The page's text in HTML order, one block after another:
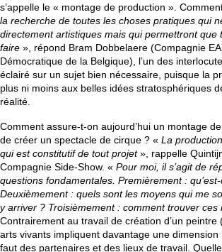
s’appelle le « montage de production ».
la recherche de toutes les choses pratiques qui
directement artistiques mais qui permettront que
faire », répond Bram Dobbelaere (Compagnie
Démocratique de la Belgique), l’un des
éclairé sur un sujet bien nécessaire, puisque la
plus ni moins aux belles idées stratosphériques
réalité.
Comment assure-t-on aujourd’hui un montage
de créer un spectacle de cirque ? « La
qui est constitutif de tout projet», rappelle
Compagnie Side-Show. « Pour moi, il s’agit de
questions fondamentales. Premièrement :
Deuxièmement : quels sont les moyens qui me
y arriver ? Troisièmement : comment trouver ces
Contrairement au travail de création d’un peintre
arts vivants impliquent davantage une
faut des partenaires et des lieux de travail.